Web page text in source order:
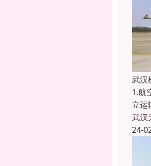
武汉
1.航
立运
武汉
24-